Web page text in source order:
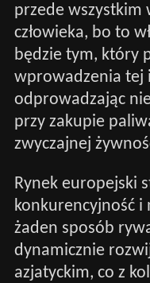
przede wszystkim
człowieka, bo to
będzie tym, który
wprowadzenia tej
odprowadzając
przy zakupie
zwyczajnej
Rynek europejski
konkurencyjność
żaden sposób
dynamicznie
azjatyckim, co z